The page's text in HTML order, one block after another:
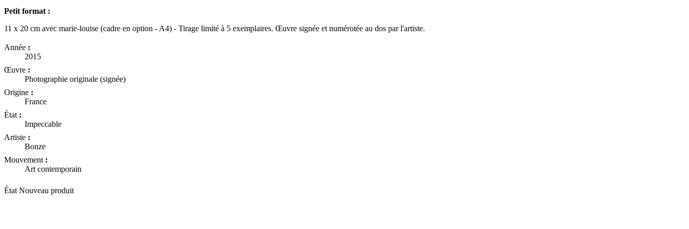
Petit format :
11 x 20 cm avec marie-louise (cadre en option - A4) - Tirage limité à 5 exemplaires. Œuvre signée et numérotée au dos par l'artiste.
Année :
2015
Œuvre :
Photographie originale (signée)
Origine :
France
État :
Impeccable
Artiste :
Bonze
Mouvement :
Art contemporain
État Nouveau produit